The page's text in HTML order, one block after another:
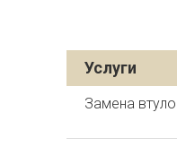
Услуги
Замена